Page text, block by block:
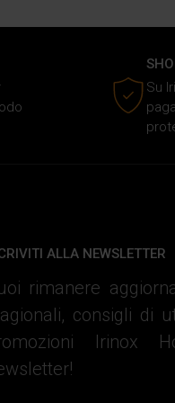
Su
ALLA NEWSLETTER
rimanere
consigli di
Irinox